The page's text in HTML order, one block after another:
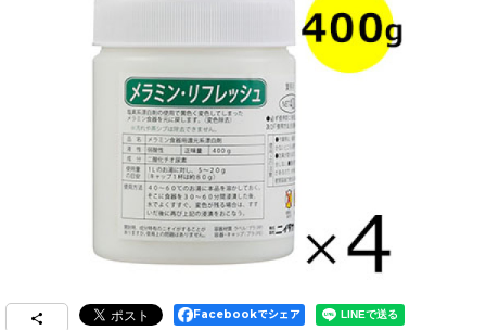
Facebookでシェア